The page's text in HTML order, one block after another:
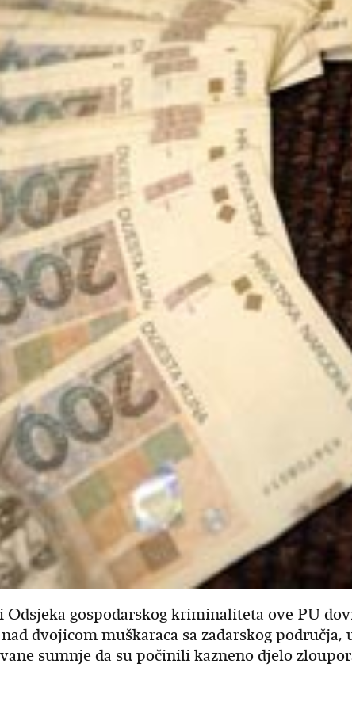
Odsjeka gospodarskog kriminaliteta ove PU
dvojicom muškaraca sa zadarskog područja,
sumnje da su počinili kazneno djelo